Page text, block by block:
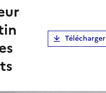
Télécharger